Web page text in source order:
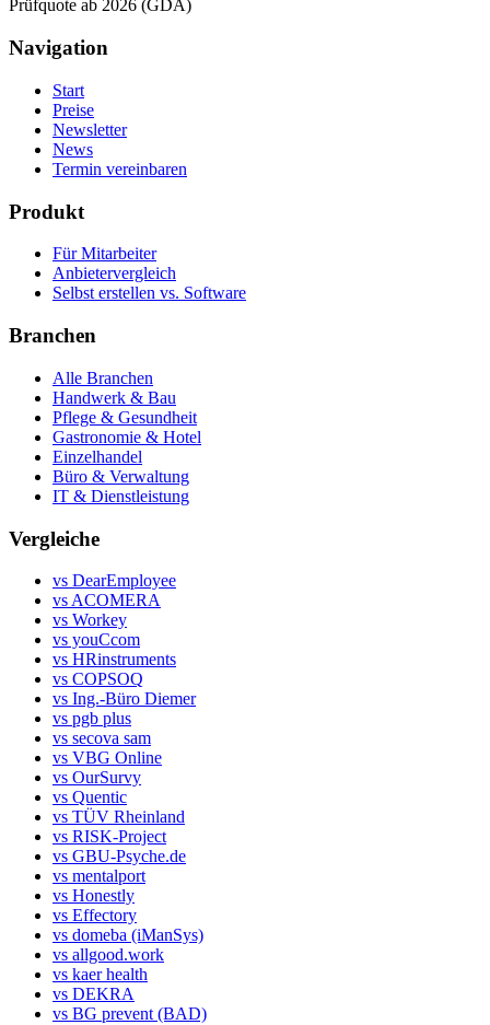
Prüfquote ab 2026 (GDA)
Navigation
Start
Preise
Newsletter
News
Termin vereinbaren
Produkt
Für Mitarbeiter
Anbietervergleich
Selbst erstellen vs. Software
Branchen
Alle Branchen
Handwerk & Bau
Pflege & Gesundheit
Gastronomie & Hotel
Einzelhandel
Büro & Verwaltung
IT & Dienstleistung
Vergleiche
vs DearEmployee
vs ACOMERA
vs Workey
vs youCcom
vs HRinstruments
vs COPSOQ
vs Ing.-Büro Diemer
vs pgb plus
vs secova sam
vs VBG Online
vs OurSurvy
vs Quentic
vs TÜV Rheinland
vs RISK-Project
vs GBU-Psyche.de
vs mentalport
vs Honestly
vs Effectory
vs domeba (iManSys)
vs allgood.work
vs kaer health
vs DEKRA
vs BG prevent (BAD)